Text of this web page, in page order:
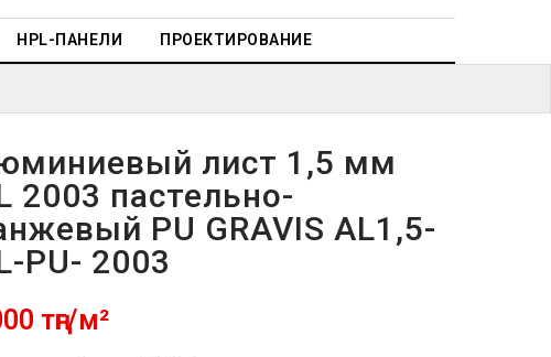
HPL-ПАНЕЛИ ПРОЕКТИРОВАНИЕ
лист 1,5 мм
2003 пастельно-
PU GRAVIS AL1,5-
PU- 2003
тңг/м²